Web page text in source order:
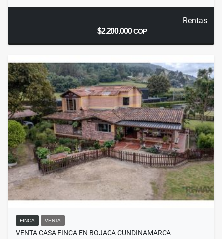
Rentas
$2.200.000COP
FINCA VENTA
VENTA CASA FINCA EN BOJACA CUNDINAMARCA